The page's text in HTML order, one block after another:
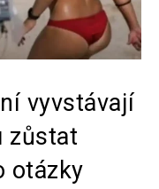
vyvstávají
zůstat
otázky